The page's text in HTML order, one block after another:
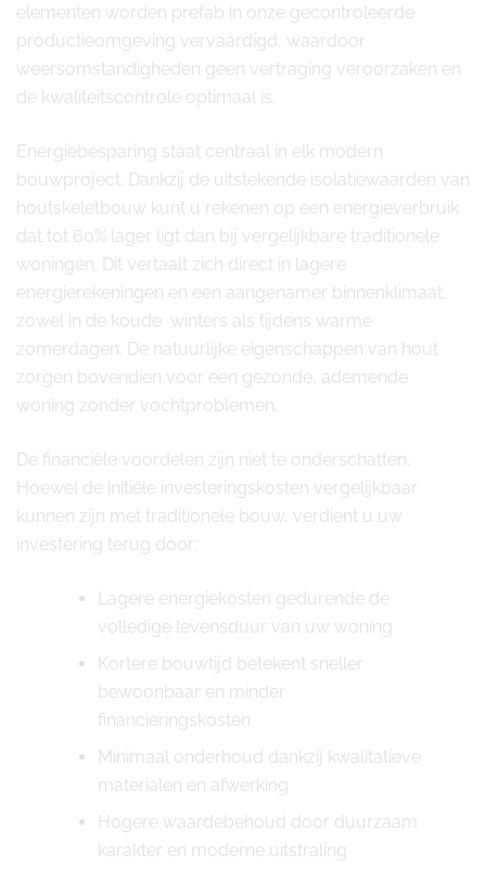
elementen worden prefab in onze gecontroleerde
productieomgeving vervaardigd, waardoor
weersomstandigheden geen vertraging veroorzaken en
de kwaliteitscontrole optimaal is.
Energiebesparing staat centraal in elk modern
bouwproject. Dankzij de uitstekende isolatiewaarden van
houtskeletbouw kunt u rekenen op een energieverbruik
dat tot 60% lager ligt dan bij vergelijkbare traditionele
woningen. Dit vertaalt zich direct in lagere
energierekeningen en een aangenamer binnenklimaat,
zowel in de koude winters als tijdens warme
zomerdagen. De natuurlijke eigenschappen van hout
zorgen bovendien voor een gezonde, ademende
woning zonder vochtproblemen.
De financiële voordelen zijn niet te onderschatten.
Hoewel de initiële investeringskosten vergelijkbaar
kunnen zijn met traditionele bouw, verdient u uw
investering terug door:
Lagere energiekosten gedurende de
volledige levensduur van uw woning
Kortere bouwtijd betekent sneller
bewoonbaar en minder
financieringskosten
Minimaal onderhoud dankzij kwalitatieve
materialen en afwerking
Hogere waardebehoud door duurzaam
karakter en moderne uitstraling